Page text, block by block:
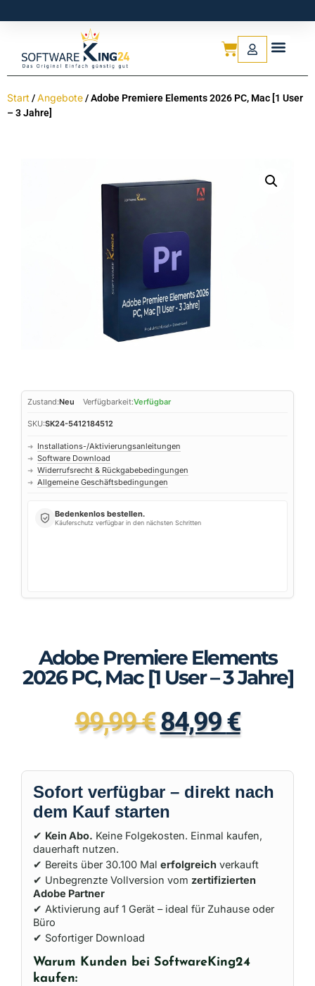
Start /Angebote/ Adobe Premiere Elements 2026 PC, Mac [1 User
– 3 Jahre]
Zustand:Neu Verfügbarkeit:Verfügbar
SKU:SK24-5412184512
➜ Installations-/Aktivierungsanleitungen
➜ Software Download
➜ Widerrufsrecht & Rückgabebedingungen
➜ Allgemeine Geschäftsbedingungen
Bedenkenlos bestellen.
Käuferschutz verfügbar in den nächsten Schritten
Adobe Premiere Elements
2026 PC, Mac [1 User – 3 Jahre]
99,99€84,99€
Sofort verfügbar – direkt nach
dem Kauf starten
✔ Kein Abo. Keine Folgekosten. Einmal kaufen,
dauerhaft nutzen.
✔ Bereits über 30.100 Mal erfolgreich verkauft
✔ Unbegrenzte Vollversion vom zertifizierten
Adobe Partner
✔ Aktivierung auf 1 Gerät – ideal für Zuhause oder
Büro
✔ Sofortiger Download
Warum Kunden bei SoftwareKing24
kaufen: